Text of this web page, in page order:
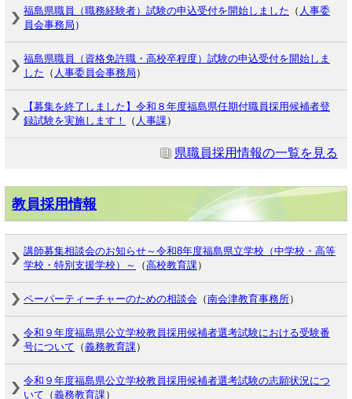
福島県職員（職務経験者）試験の申込受付を開始しました （ 人事委
員会事務局 ）
福島県職員（資格免許職・高校卒程度）試験の申込受付を開始しま
した （ 人事委員会事務局 ）
【募集を終了しました】令和８年度福島県任期付職員採用候補者登
録試験を実施します！
（ 人事課）
県職員採用情報の一覧を見る
教員採用情報
講師募集相談会のお知らせ～令和8年度福島県立学校（中学校・高等
学校・特別支援学校）～
（高校教育課）
ペーパーティーチャーのための相談会 （南会津教育事務所）
令和９年度福島県公立学校教員採用候補者選考試験における受験番
号について （義務教育課）
令和９年度福島県公立学校教員採用候補者選考試験の志願状況につ
いて （義務教育課）